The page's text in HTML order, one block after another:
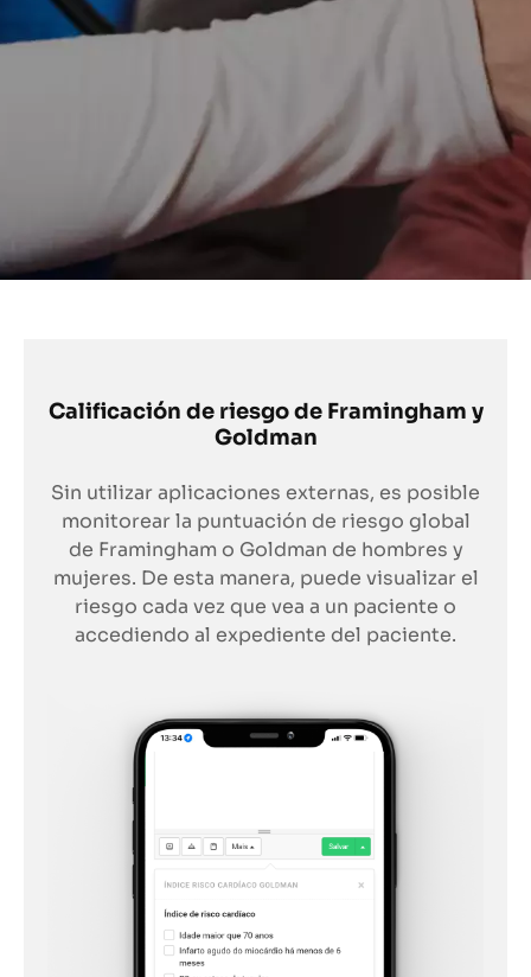
Calificación de riesgo de Framingham y
Goldman
Sin utilizar aplicaciones externas, es posible
monitorear la puntuación de riesgo global
de Framingham o Goldman de hombres y
mujeres. De esta manera, puede visualizar el
riesgo cada vez que vea a un paciente o
accediendo al expediente del paciente.